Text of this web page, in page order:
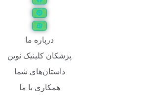
درباره ما
پزشکان کلینیک نوین
داستان‌های شما
همکاری با ما